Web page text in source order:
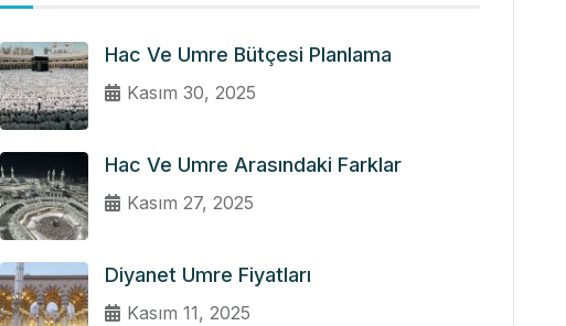
Hac Ve Umre Bütçesi Planlama
Kasım 30, 2025
Hac Ve Umre Arasındaki Farklar
Kasım 27, 2025
Diyanet Umre Fiyatları
Kasım 11, 2025